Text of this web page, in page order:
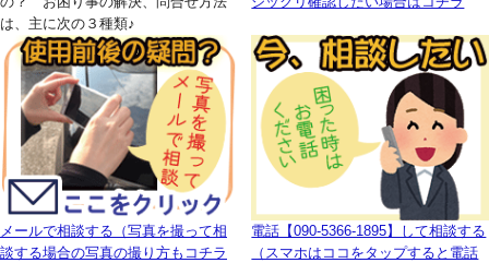
は、主に次の３種類♪
メールで相談する（写真を撮って相
談する場合の写真の撮り方もコチラ
電話【090-5366-1895】して相談する
（スマホはココをタップすると電話